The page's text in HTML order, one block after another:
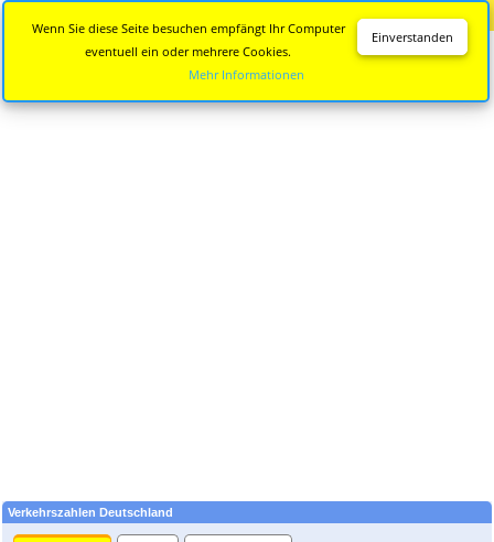
Verkehrszahlen Deutschland
Einverstanden
Wenn Sie diese Seite besuchen empfängt Ihr Computer
eventuell ein oder mehrere Cookies.
Mehr Informationen